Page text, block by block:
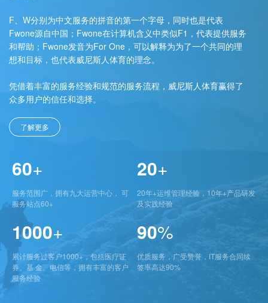
F、W分别为中文服务的拼音的第一个字母，同时也是代表
Fwone源自中国；Fwone在计算机含义中类似F1，代表提供服务
和帮助；Fwone发音为For One，可以解释为为了一个共同的理
想和目标，也代表威尼斯人体育的理念。
凭借着丰富的服务经验和规范的服务流程，威尼斯人体育赢得了
众多用户的信任和选择。
了解更多
60+
服务范围广，拥有九大运营中心， 可
服务站点60+
20+
20年+运维管理经验，10年+产品研发
及实践经验
1000+
累计服务过客户1000+，包括医疗证
券、基 金、电信等，拥有丰富的客户
服务经验
90%
优质服务，广受赞誉，IT服务合同续
签率高达90%